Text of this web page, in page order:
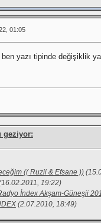
01:05
yazı tipinde değişiklik
geziyor:
(( Ruzii & Efsane ))
19:22)
İndex Akşam-Güneşii
(2.07.2010, 18:49)